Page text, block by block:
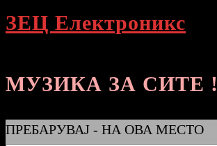
ЗЕЦ Електроникс
МУЗИКА ЗА СИТЕ !
ПРЕБАРУВАЈ - НА ОВА МЕСТО